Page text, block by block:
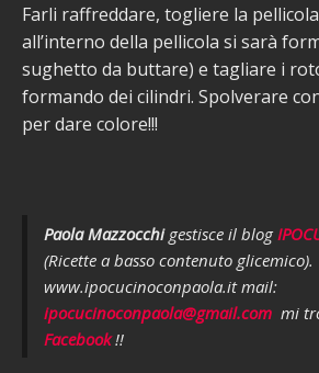
Farli raffreddare, togliere la
all’interno della pellicola si sarà
sughetto da buttare) e tagliare i
formando dei cilindri. Spolverare
per dare colore!!!
Paola Mazzocchigestisce il blog
(Ricette a basso contenuto glicemico).
www.ipocucinoconpaola.it mail:
ipocucinoconpaola@gmail.com mi
Facebook!!